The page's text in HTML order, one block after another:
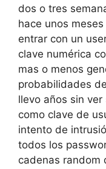
dos o tres
hace unos
entrar con un
clave numérica
mas o menos
probabilidades
llevo años sin
como clave de
intento de
todos los
cadenas random